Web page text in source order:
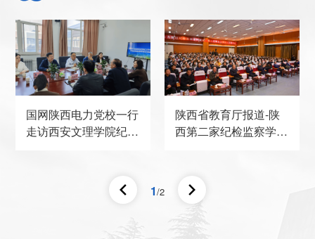
国网陕西电力党校一行
走访西安文理学院纪检
陕西省教育厅报道-陕
西第二家纪检监察学院
1/2